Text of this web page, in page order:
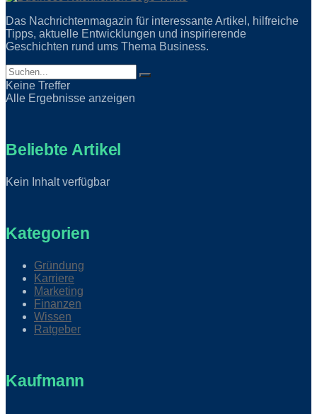
Das Nachrichtenmagazin für interessante Artikel, hilfreiche
Tipps, aktuelle Entwicklungen und inspirierende
Geschichten rund ums Thema Business.
Keine Treffer
Alle Ergebnisse anzeigen
Beliebte Artikel
Kein Inhalt verfügbar
Kategorien
Gründung
Karriere
Marketing
Finanzen
Wissen
Ratgeber
Kaufmann